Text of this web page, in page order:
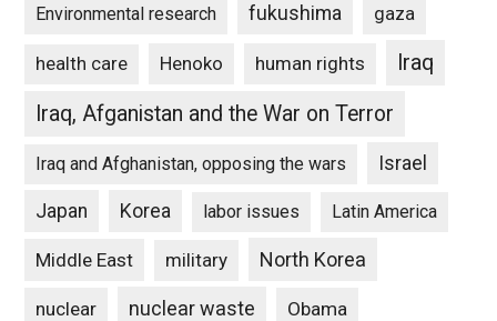
Environmental research fukushima gaza
health care Henoko human rights
Iraq
Iraq, Afganistan and the War on Terror
Iraq and Afghanistan, opposing the wars Israel
Japan Korea labor issues Latin America
Middle East military North Korea
nuclear nuclear waste Obama